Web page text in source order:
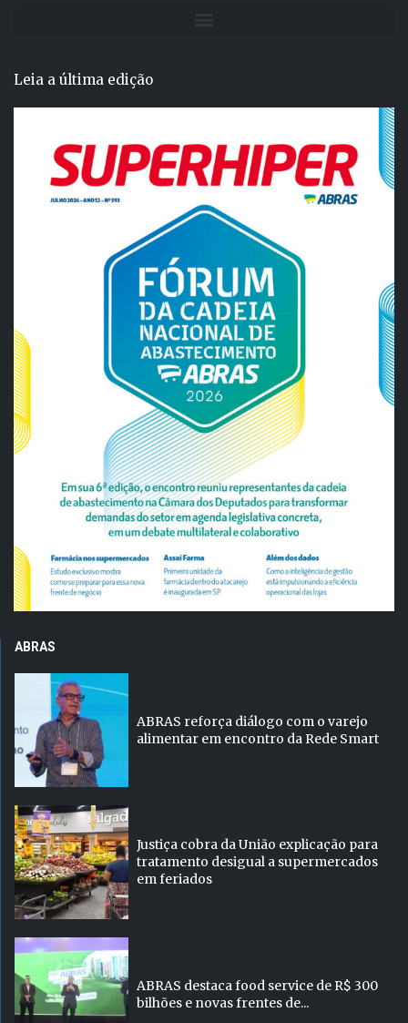
Leia a última edição
ABRAS
ABRAS reforça diálogo com o varejo
alimentar em encontro da Rede Smart
Justiça cobra da União explicação para
tratamento desigual a supermercados
em feriados
ABRAS destaca food service de R$ 300
bilhões e novas frentes de...